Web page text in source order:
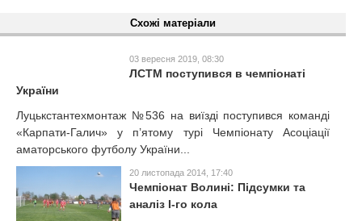
Схожі матеріали
03 вересня 2019, 08:30
ЛСТМ поступився в чемпіонаті
України
Луцькстантехмонтаж №536 на виїзді поступився команді
«Карпати-Галич» у п’ятому турі Чемпіонату Асоціації
аматорського футболу України...
20 листопада 2014, 17:40
Чемпіонат Волині: Підсумки та
аналіз І-го кола